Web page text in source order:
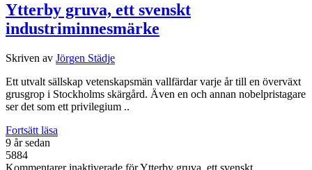
Ytterby gruva, ett svenskt
industriminnesmärke
Skriven av Jörgen Städje
Ett utvalt sällskap vetenskapsmän vallfärdar varje år till en överväxt
grusgrop i Stockholms skärgård. Även en och annan nobelpristagare
ser det som ett privilegium ..
Fortsätt läsa
9 år sedan
5884